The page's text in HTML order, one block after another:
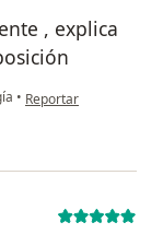
, explica
• en opinión del
Reportar